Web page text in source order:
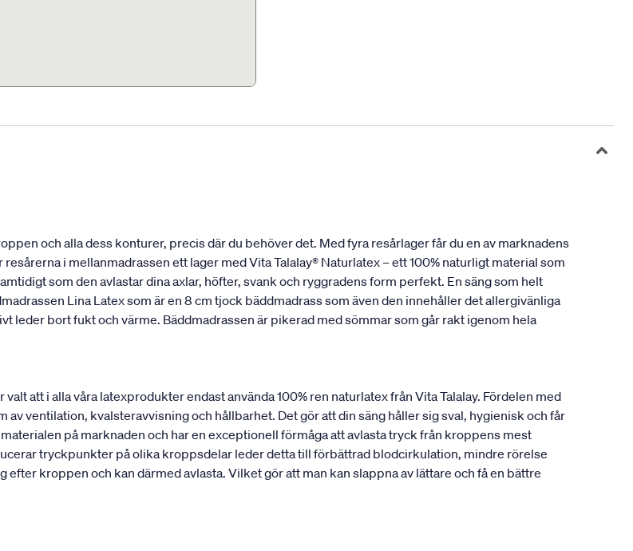
och alla dess konturer, precis där du behöver det. Med fyra resårlager får du en av marknadens
i mellanmadrassen ett lager med Vita Talalay® Naturlatex – ett 100% naturligt material som
som den avlastar dina axlar, höfter, svank och ryggradens form perfekt. En säng som helt
Lina Latex som är en 8 cm tjock bäddmadrass som även den innehåller det allergivänliga
leder bort fukt och värme. Bäddmadrassen är pikerad med sömmar som går rakt igenom hela
att i alla våra latexprodukter endast använda 100% ren naturlatex från Vita Talalay. Fördelen med
ventilation, kvalsteravvisning och hållbarhet. Det gör att din säng håller sig sval, hygienisk och får
på marknaden och har en exceptionell förmåga att avlasta tryck från kroppens mest
tryckpunkter på olika kroppsdelar leder detta till förbättrad blodcirkulation, mindre rörelse
kroppen och kan därmed avlasta. Vilket gör att man kan slappna av lättare och få en bättre